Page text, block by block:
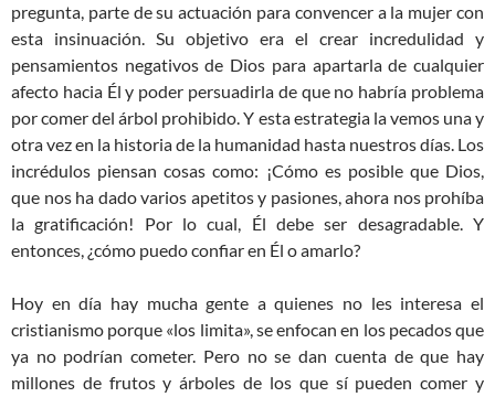
pregunta, parte de su actuación para convencer a la mujer con
esta insinuación. Su objetivo era el crear incredulidad y
pensamientos negativos de Dios para apartarla de cualquier
afecto hacia Él y poder persuadirla de que no habría problema
por comer del árbol prohibido. Y esta estrategia la vemos una y
otra vez en la historia de la humanidad hasta nuestros días. Los
incrédulos piensan cosas como: ¡Cómo es posible que Dios,
que nos ha dado varios apetitos y pasiones, ahora nos prohíba
la gratificación! Por lo cual, Él debe ser desagradable. Y
entonces, ¿cómo puedo confiar en Él o amarlo?
Hoy en día hay mucha gente a quienes no les interesa el
cristianismo porque «los limita», se enfocan en los pecados que
ya no podrían cometer. Pero no se dan cuenta de que hay
millones de frutos y árboles de los que sí pueden comer y